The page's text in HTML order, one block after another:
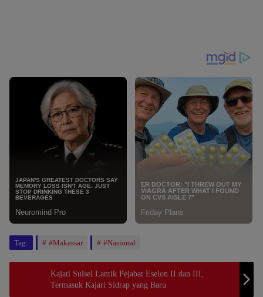
Tag: #Makassar #Nasional
Kajati Sulsel Lantik Pejabat Eselon II dan III,
Termasuk Kajari Sidrap yang Baru